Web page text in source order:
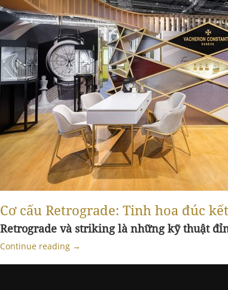
Cơ cấu Retrograde: Tinh hoa đúc
Retrograde và striking là những kỹ thuật
Continue reading →